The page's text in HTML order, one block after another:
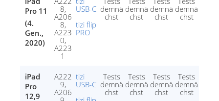
Pro 11
(4.
Gen.,
2020)
8,
A206
8,
A223
0,
A223
1
USB-C
tizi flip
PRO
demnä
chst
demnä
chst
demnä
chst
demnä
chst
iPad
Pro
12,9
A222
9,
A206
tizi
USB-C
Tests
demnä
chst
Tests
demnä
chst
Tests
demnä
chst
Tests
demnä
chst